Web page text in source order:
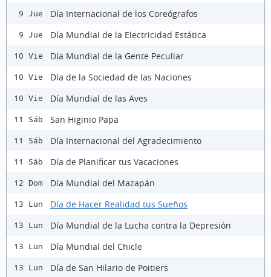
9 Jue Día Internacional de los Coreógrafos
9 Jue Día Mundial de la Electricidad Estática
10 Vie Día Mundial de la Gente Peculiar
10 Vie Día de la Sociedad de las Naciones
10 Vie Día Mundial de las Aves
11 Sáb San Higinio Papa
11 Sáb Día Internacional del Agradecimiento
11 Sáb Día de Planificar tus Vacaciones
12 Dom Día Mundial del Mazapán
13 Lun Día de Hacer Realidad tus Sueños
13 Lun Día Mundial de la Lucha contra la Depresión
13 Lun Día Mundial del Chicle
13 Lun Día de San Hilario de Poitiers